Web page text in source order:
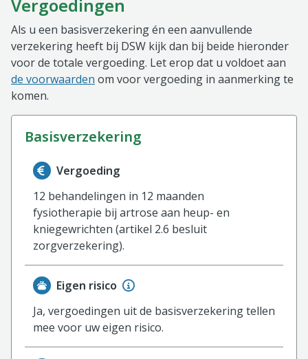
Vergoedingen
Als u een basisverzekering én een aanvullende
verzekering heeft bij DSW kijk dan bij beide hieronder
voor de totale vergoeding. Let erop dat u voldoet aan
de voorwaarden om voor vergoeding in aanmerking te
komen.
basisverzekering
Informatie over de vergoeding van de
Vergoeding
12 behandelingen in 12 maanden
fysiotherapie bij artrose aan heup- en
kniegewrichten (artikel 2.6 besluit
zorgverzekering).
Eigen risico
Ja, vergoedingen uit de basisverzekering tellen
mee voor uw eigen risico.